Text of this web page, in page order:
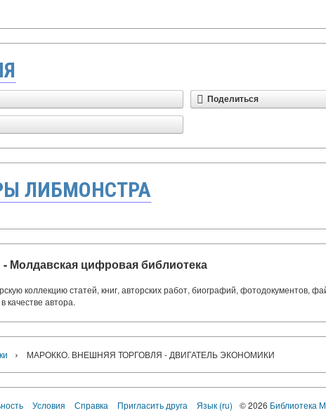
Поделиться
ЛИБМОНСТРА
- Молдавская цифровая библиотека
коллекцию статей, книг, авторских работ, биографий, фотодокументов,
качестве автора.
› МАРОККО. ВНЕШНЯЯ ТОРГОВЛЯ - ДВИГАТЕЛЬ ЭКОНОМИКИ
Условия Справка Пригласить друга Язык (ru) © 2026 Библиотека